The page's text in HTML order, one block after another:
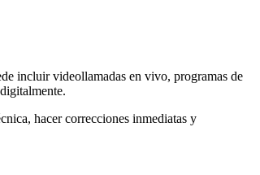
incluir videollamadas en vivo, programas de
hacer correcciones inmediatas y